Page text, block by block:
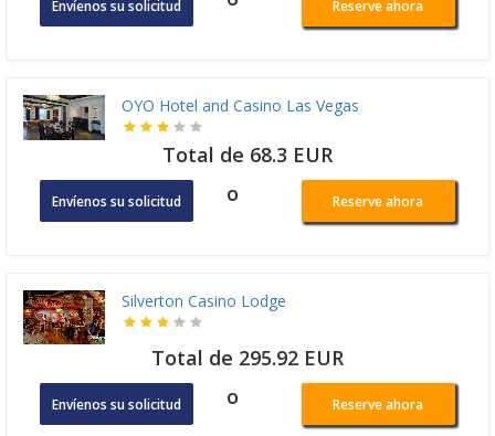
Envíenos su solicitud Reserve ahora
OYO Hotel and Casino Las Vegas
Total de 68.3 EUR
Envíenos su solicitud o Reserve ahora
Silverton Casino Lodge
Total de 295.92 EUR
Envíenos su solicitud o Reserve ahora